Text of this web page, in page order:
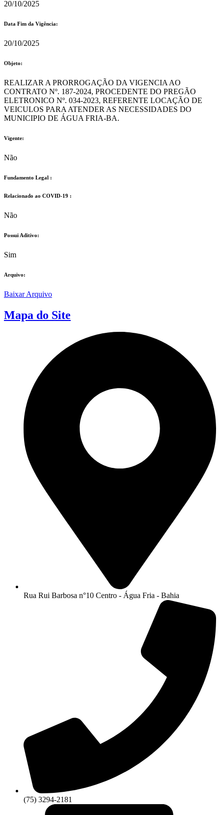
20/10/2025
Data Fim da Vigência:
20/10/2025
Objeto:
REALIZAR A PRORROGAÇÃO DA VIGENCIA AO
CONTRATO Nº. 187-2024, PROCEDENTE DO PREGÃO
ELETRONICO Nº. 034-2023, REFERENTE LOCAÇÃO DE
VEICULOS PARA ATENDER AS NECESSIDADES DO
MUNICIPIO DE ÁGUA FRIA-BA.
Vigente:
Não
Fundamento Legal :​
Relacionado ao COVID-19 :​
Não
Possui Aditivo:​
Sim
Arquivo:
Baixar Arquivo
Mapa do Site
Rua Rui Barbosa n°10 Centro - Água Fria - Bahia
(75) 3294-2181